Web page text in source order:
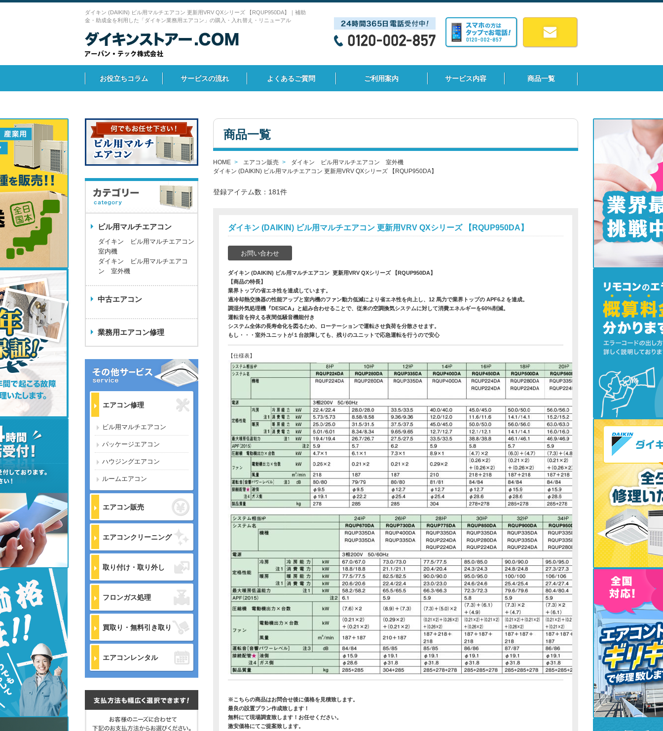
ダイキン (DAIKIN) ビル用マルチエアコン 更新用VRV QXシリーズ 【RQUP950DA】｜補助
金・助成金を利用した「ダイキン業務用エアコン」の購入・入れ替え・リニューアル
お役立ちコラム サービスの流れ よくあるご質問 ご利用案内 サービス内容 商品一覧
商品一覧
HOME エアコン販売
ダイキン ビル用マルチエアコン 室外機
ダイキン (DAIKIN) ビル用マルチエアコン 更新用VRV QXシリーズ 【RQUP950DA】
登録アイテム数：181件
ダイキン (DAIKIN) ビル用マルチエアコン 更新用VRV QXシリーズ 【RQUP950DA】
お問い合わせ
ダイキン (DAIKIN) ビル用マルチエアコン 更新用VRV QXシリーズ 【RQUP950DA】
【商品の特長】
業界トップの省エネ性を達成しています。
過冷却熱交換器の性能アップと室内機のファン動力低減により省エネ性を向上し、12 馬力で業界トップの APF6.2 を達成。
調湿外気処理機『DESICA』と組み合わせることで、従来の空調換気システムに対して消費エネルギーを60%削減。
運転音を抑える夜間低騒音機能付き
システム全体の長寿命化を図るため、ローテーションで運転させ負荷を分散させます。
もし・・・室外ユニットが１台故障しても、残りのユニットで応急運転を行うので安心
【仕様表】
※こちらの商品はお問合せ後に価格を見積致します。
最良の設置プラン作成致します！
無料にて現場調査致します！お任せください。
激安価格にてご提案致します。
ビル用マルチエアコン
ダイキン ビル用マルチエアコン
室内機
ダイキン ビル用マルチエアコ
ン 室外機
中古エアコン
業務用エアコン修理
エアコン修理
ビル用マルチエアコン
パッケージエアコン
ハウジングエアコン
ルームエアコン
エアコン販売
エアコンクリーニング
取り付け・取り外し
フロンガス処理
買取り・無料引き取り
エアコンレンタル